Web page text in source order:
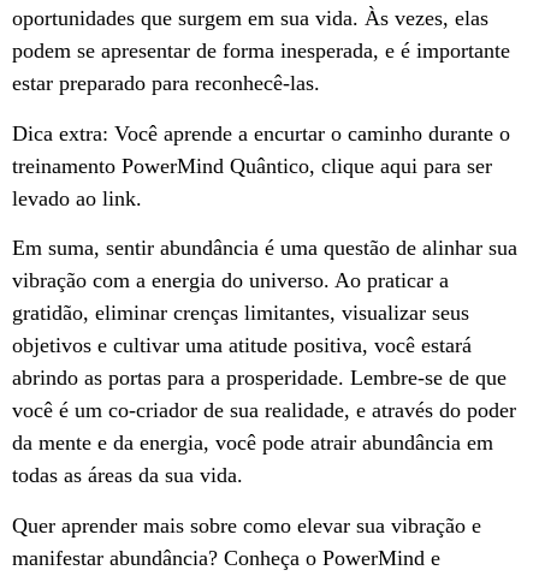
oportunidades que surgem em sua vida. Às vezes, elas
podem se apresentar de forma inesperada, e é importante
estar preparado para reconhecê-las.
Dica extra: Você aprende a encurtar o caminho durante o
treinamento PowerMind Quântico, clique aqui para ser
levado ao link.
Em suma, sentir abundância é uma questão de alinhar sua
vibração com a energia do universo. Ao praticar a
gratidão, eliminar crenças limitantes, visualizar seus
objetivos e cultivar uma atitude positiva, você estará
abrindo as portas para a prosperidade. Lembre-se de que
você é um co-criador de sua realidade, e através do poder
da mente e da energia, você pode atrair abundância em
todas as áreas da sua vida.
Quer aprender mais sobre como elevar sua vibração e
manifestar abundância? Conheça o PowerMind e